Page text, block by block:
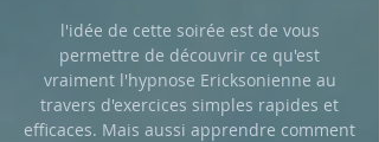
l'idée de cette soirée est de vous
permettre de découvrir ce qu'est
vraiment l'hypnose Ericksonienne au
travers d'exercices simples rapides et
efficaces. Mais aussi apprendre comment